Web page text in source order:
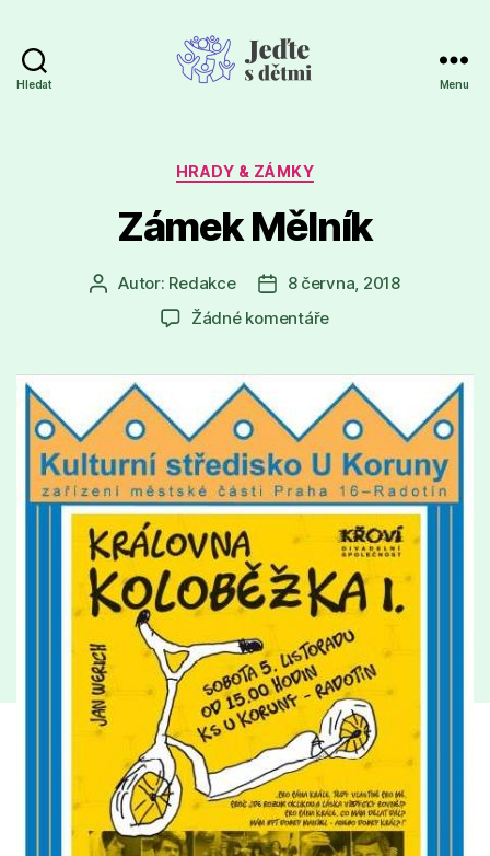
Hledat Menu
Rubriky
HRADY & ZÁMKY
Zámek Mělník
Autor
příspěvku
Autor: Redakce
Datum
příspěvku
8 června, 2018
Žádné komentářeu
názvem
Zámek
Mělník